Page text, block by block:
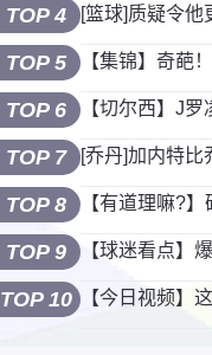
TOP 4
TOP 5
TOP 6
TOP 7
TOP 8
TOP 9
TOP 10